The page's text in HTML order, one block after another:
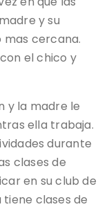
y su
mas cercana.
el chico y
y la madre le
ella trabaja.
durante
clases de
en su club de
clases de